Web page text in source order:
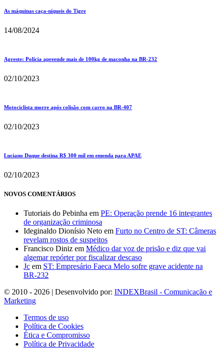
As máquinas caça-níqueis do Tigre
14/08/2024
Agreste: Polícia apreende mais de 100kg de maconha na BR-232
02/10/2023
Motociclista morre após colisão com carro na BR-407
02/10/2023
Luciano Duque destina R$ 300 mil em emenda para APAE
02/10/2023
NOVOS COMENTÁRIOS
Tutoriais do Pebinha em PE: Operação prende 16 integrantes
de organização criminosa
Ideginaldo Dionísio Neto em Furto no Centro de ST: Câmeras
revelam rostos de suspeitos
Francisco Diniz em Médico dar voz de prisão e diz que vai
algemar repórter por fiscalizar descaso
Jc em ST: Empresário Faeca Melo sofre grave acidente na
BR-232
© 2010 - 2026 | Desenvolvido por: INDEXBrasil - Comunicação e
Marketing
Termos de uso
Política de Cookies
Ética e Compromisso
Política de Privacidade